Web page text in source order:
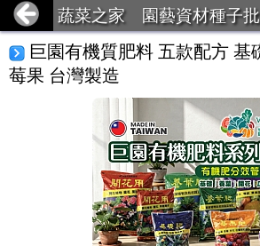
蔬菜之家 園藝資材種子
巨園有機質肥料 五款配方 基
莓果 台灣製造